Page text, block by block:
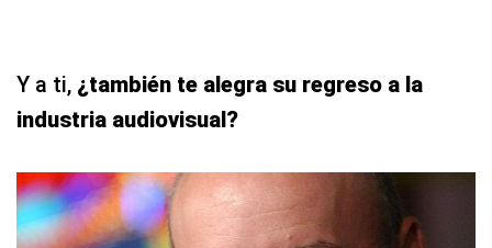
Y a ti, ¿también te alegra su regreso a la
industria audiovisual?